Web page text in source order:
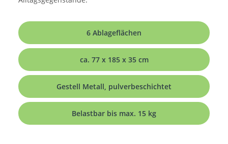
6 Ablageflächen
ca. 77 x 185 x 35 cm
Gestell Metall, pulverbeschichtet
Belastbar bis max. 15 kg